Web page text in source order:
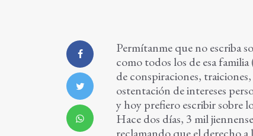
Permítanme que no escriba
como todos los de esa
de conspiraciones,
ostentación de intereses
y hoy prefiero escribir sobre
Hace dos días, 3 mil